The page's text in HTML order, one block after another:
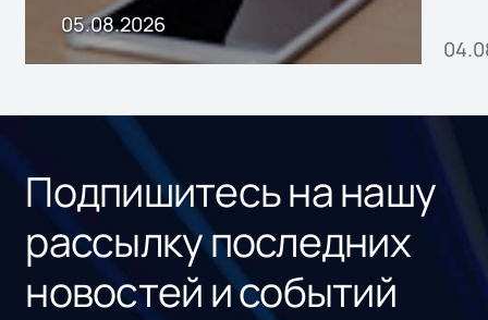
05.08.2026
Подпишитесь на нашу
рассылку последних
новостей и событий